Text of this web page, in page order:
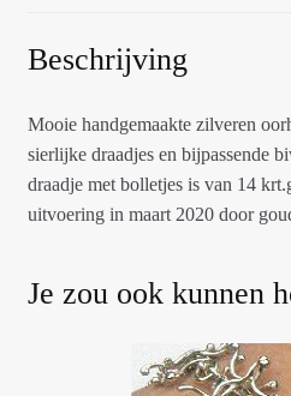
Beschrijving
Mooie handgemaakte zilveren
sierlijke draadjes en bijpassende
draadje met bolletjes is van 14
uitvoering in maart 2020 door
Je zou ook kunnen